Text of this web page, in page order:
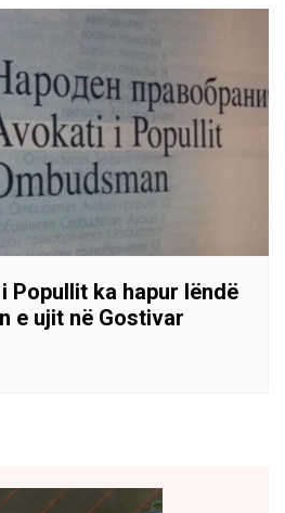
Popullit ka hapur lëndë
e ujit në Gostivar